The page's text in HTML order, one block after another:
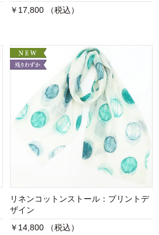
￥17,800 （税込）
リネンコットンストール：プリントデ
ザイン
￥14,800 （税込）